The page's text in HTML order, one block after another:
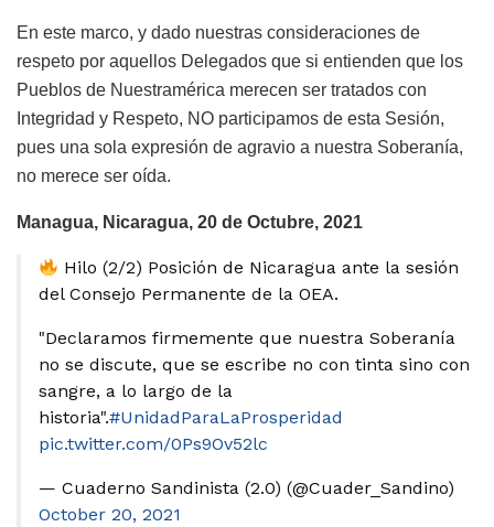
En este marco, y dado nuestras consideraciones de
respeto por aquellos Delegados que si entienden que los
Pueblos de Nuestramérica merecen ser tratados con
Integridad y Respeto, NO participamos de esta Sesión,
pues una sola expresión de agravio a nuestra Soberanía,
no merece ser oída.
Managua, Nicaragua, 20 de Octubre, 2021
Hilo (2/2) Posición de Nicaragua ante la sesión
del Consejo Permanente de la OEA.
"Declaramos firmemente que nuestra Soberanía
no se discute, que se escribe no con tinta sino con
sangre, a lo largo de la
historia".#UnidadParaLaProsperidad
pic.twitter.com/0Ps9Ov52lc
— Cuaderno Sandinista (2.0) (@Cuader_Sandino)
October 20, 2021